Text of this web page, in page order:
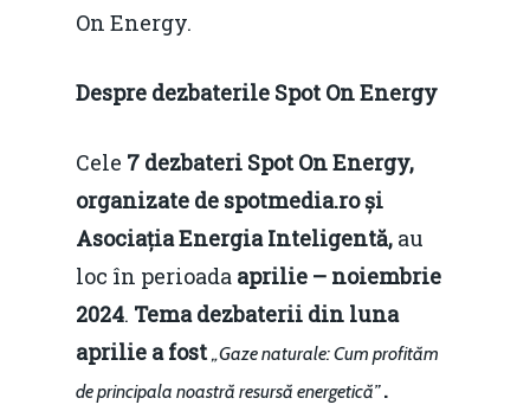
On Energy.
Despre dezbaterile Spot On Energy
Cele 7 dezbateri Spot On Energy,
organizate de spotmedia.ro și
Asociația Energia Inteligentă, au
loc în perioada aprilie – noiembrie
2024. Tema dezbaterii din luna
aprilie a fost„Gaze naturale: Cum profităm
de principala noastră resursă energetică”.
Martie 2016
Decembrie 2015
Mai 2015
Martie 2015
Agribusiness
Energia
Construcții și
pentru o Românie